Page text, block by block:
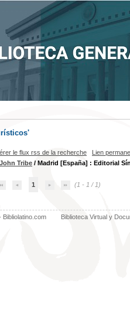
le flux rss de la recherche Lien
John Tribe / Madrid [España] : Editorial
1 (1 - 1 / 1)
Bibliolatino.com Biblioteca Virtual y